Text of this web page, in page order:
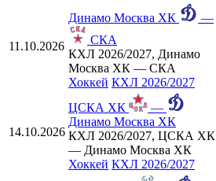
11.10.2026
Динамо Москва ХК
—
СКА
КХЛ 2026/2027, Динамо
Москва ХК — СКА
Хоккей КХЛ 2026/2027
14.10.2026
ЦСКА ХК
—
Динамо Москва ХК
КХЛ 2026/2027, ЦСКА ХК
— Динамо Москва ХК
Хоккей КХЛ 2026/2027